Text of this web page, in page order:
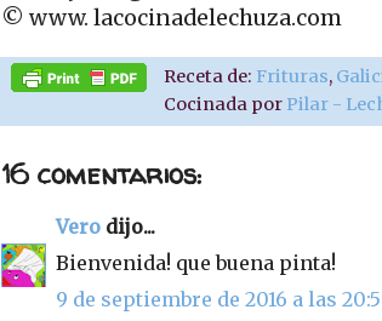
© www. lacocinadelechuza.com
Receta de: Frituras,
Cocinada por Pilar -
16 comentarios:
Vero dijo...
Bienvenida! que buena pinta!
9 de septiembre de 2016 a las